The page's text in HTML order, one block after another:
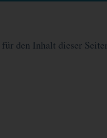
den Inhalt dieser